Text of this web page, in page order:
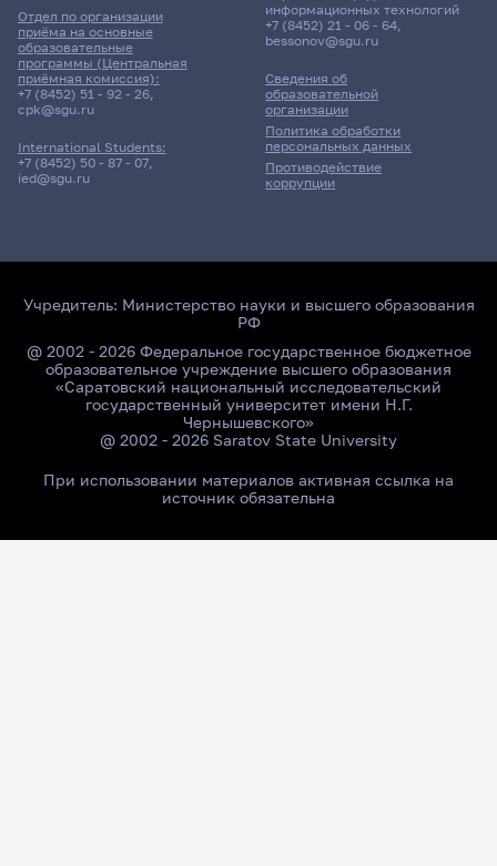
Отдел по организации
приёма на основные
образовательные
программы (Центральная
приёмная комиссия):
+7 (8452) 51 - 92 - 26,
cpk@sgu.ru
International Students:
+7 (8452) 50 - 87 - 07,
ied@sgu.ru
Сведения об
образовательной
организации
Политика обработки
персональных данных
Противодействие
коррупции
информационных технологий
+7 (8452) 21 - 06 - 64,
bessonov@sgu.ru
Учредитель: Министерство науки и высшего образования
РФ
@ 2002 - 2026 Федеральное государственное бюджетное
образовательное учреждение высшего образования
«Саратовский национальный исследовательский
государственный университет имени Н.Г.
Чернышевского»
@ 2002 - 2026 Saratov State University
При использовании материалов активная ссылка на
источник обязательна